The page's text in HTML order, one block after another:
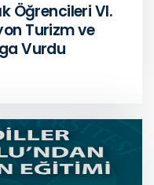
Öğrencileri VI.
Turizm ve
Vurdu